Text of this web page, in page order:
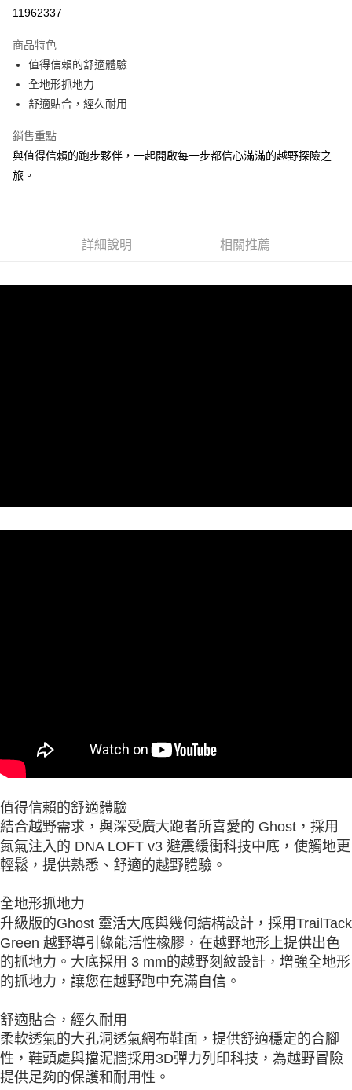
運送方式
宅配
每筆NT$100，滿NT$3,500(含以上)免運費
11962337
商品特色
值得信賴的舒適體驗
全地形抓地力
舒適貼合，經久耐用
銷售重點
與值得信賴的跑步夥伴，一起開啟每一步都信心滿滿的越野探險之
旅。
詳細說明 相關推薦
值得信賴的舒適體驗
結合越野需求，與深受廣大跑者所喜愛的 Ghost，採用
氮氣注入的 DNA LOFT v3 避震緩衝科技中底，使觸地更
輕鬆，提供熟悉、舒適的越野體驗。
全地形抓地力
升級版的Ghost 靈活大底與幾何結構設計，採用TrailTack
Green 越野導引綠能活性橡膠，在越野地形上提供出色
的抓地力。大底採用 3 mm的越野刻紋設計，增強全地形
的抓地力，讓您在越野跑中充滿自信。
舒適貼合，經久耐用
柔軟透氣的大孔洞透氣網布鞋面，提供舒適穩定的合腳
性，鞋頭處與擋泥牆採用3D彈力列印科技，為越野冒險
提供足夠的保護和耐用性。